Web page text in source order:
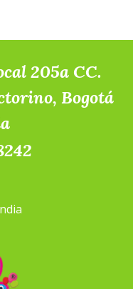
205a CC.
Bogotá